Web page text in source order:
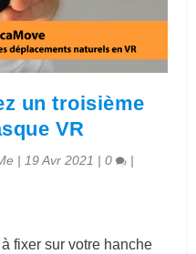
un troisième
VR
|19 Avr 2021 |0 |
fixer sur votre hanche